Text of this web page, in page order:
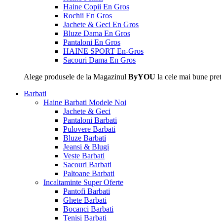
Haine Copii En Gros
Rochii En Gros
Jachete & Geci En Gros
Bluze Dama En Gros
Pantaloni En Gros
HAINE SPORT En-Gros
Sacouri Dama En Gros
Alege produsele de la Magazinul ByYOU la cele mai bune
Barbati
Haine Barbati Modele Noi
Jachete & Geci
Pantaloni Barbati
Pulovere Barbati
Bluze Barbati
Jeansi & Blugi
Veste Barbati
Sacouri Barbati
Paltoane Barbati
Incaltaminte Super Oferte
Pantofi Barbati
Ghete Barbati
Bocanci Barbati
Tenisi Barbati